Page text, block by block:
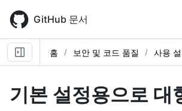
main
content
GitHub 문서
홈 보안 및 코드 품질 사용
기본 설정용으로 대